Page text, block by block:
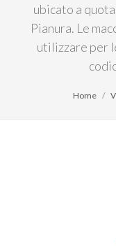
ubicato a
Pianura. Le
utilizzare per
Home